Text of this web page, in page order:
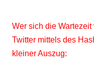
Wer sich die
Twitter mittels des
kleiner Auszug: